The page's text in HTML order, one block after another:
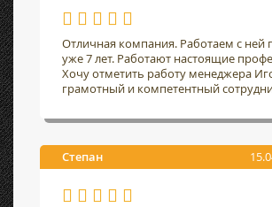
Отличная компания. Работаем с ней
уже 7 лет. Работают настоящие
Хочу отметить работу менеджера
грамотный и компетентный
Степан